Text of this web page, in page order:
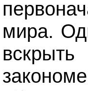
мира.
вскрыть